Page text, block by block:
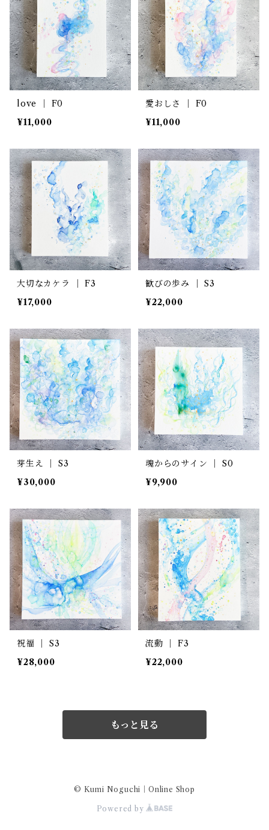
love ｜ F0
¥11,000
愛おしさ ｜ F0
¥11,000
大切なカケラ ｜ F3
¥17,000
歓びの歩み ｜ S3
¥22,000
芽生え ｜ S3
¥30,000
魂からのサイン ｜ S0
¥9,900
祝福 ｜ S3
¥28,000
流動 ｜ F3
¥22,000
もっと見る
© Kumi Noguchi｜Online Shop
Powered by